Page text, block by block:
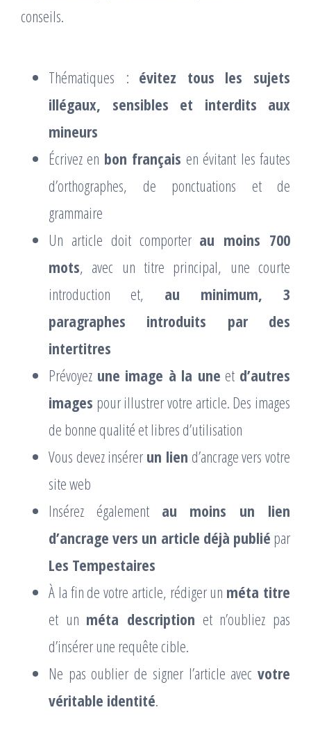
conseils.
Thématiques : évitez tous les sujets
illégaux, sensibles et interdits aux
mineurs
Écrivez en bon français en évitant les fautes
d’orthographes, de ponctuations et de
grammaire
Un article doit comporter au moins 700
mots, avec un titre principal, une courte
introduction et, au minimum, 3
paragraphes introduits par des
intertitres
Prévoyez une image à la une et d’autres
images pour illustrer votre article. Des images
de bonne qualité et libres d’utilisation
Vous devez insérer un lien d’ancrage vers votre
site web
Insérez également au moins un lien
d’ancrage vers un article déjà publié par
Les Tempestaires
À la fin de votre article, rédiger un méta titre
et un méta description et n’oubliez pas
d’insérer une requête cible.
Ne pas oublier de signer l’article avec votre
véritable identité.